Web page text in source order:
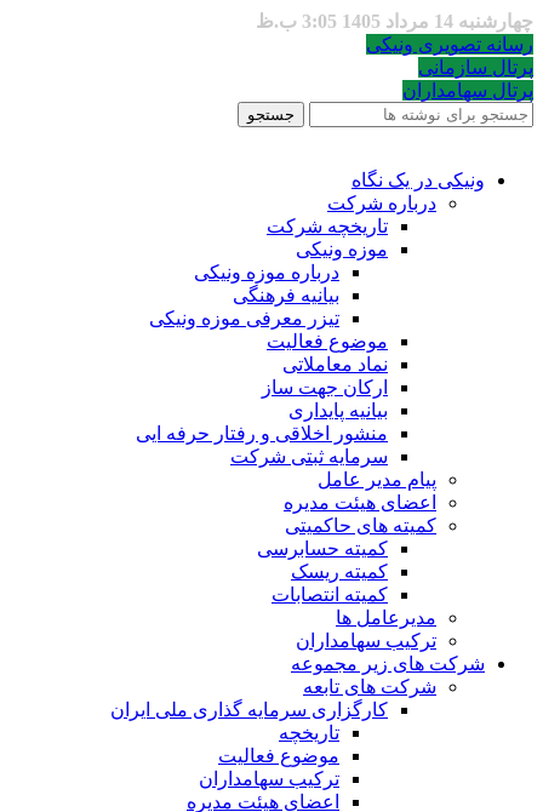
چهارشنبه 14 مرداد 1405 3:05 ب.ظ
رسانه تصویری ونیکی
پرتال سازمانی
پرتال سهامداران
جستجو
ونیکی در یک نگاه
درباره شرکت
تاریخچه شرکت
موزه ونیکی
درباره موزه ونیکی
بیانیه فرهنگی
تیزر معرفی موزه ونیکی
موضوع فعالیت
نماد معاملاتی
ارکان جهت ساز
بیانیه پایداری
منشور اخلاقی و رفتار حرفه ایی
سرمایه ثبتی شرکت
پیام مدیر عامل
اعضای هیئت مدیره
کمیته های حاکمیتی
کمیته حسابرسی
کمیته ریسک
کمیته انتصابات
مدیرعامل ها
ترکیب سهامداران
شرکت های زیر مجموعه
شرکت های تابعه
کارگزاری سرمایه گذاری ملی ایران
تاریخچه
موضوع فعالیت
ترکیب سهامداران
اعضای هیئت مدیره